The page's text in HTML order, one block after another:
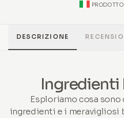
DESCRIZIONE
Ingredienti
Esploriamo cosa
ingredienti e i meravigliosi